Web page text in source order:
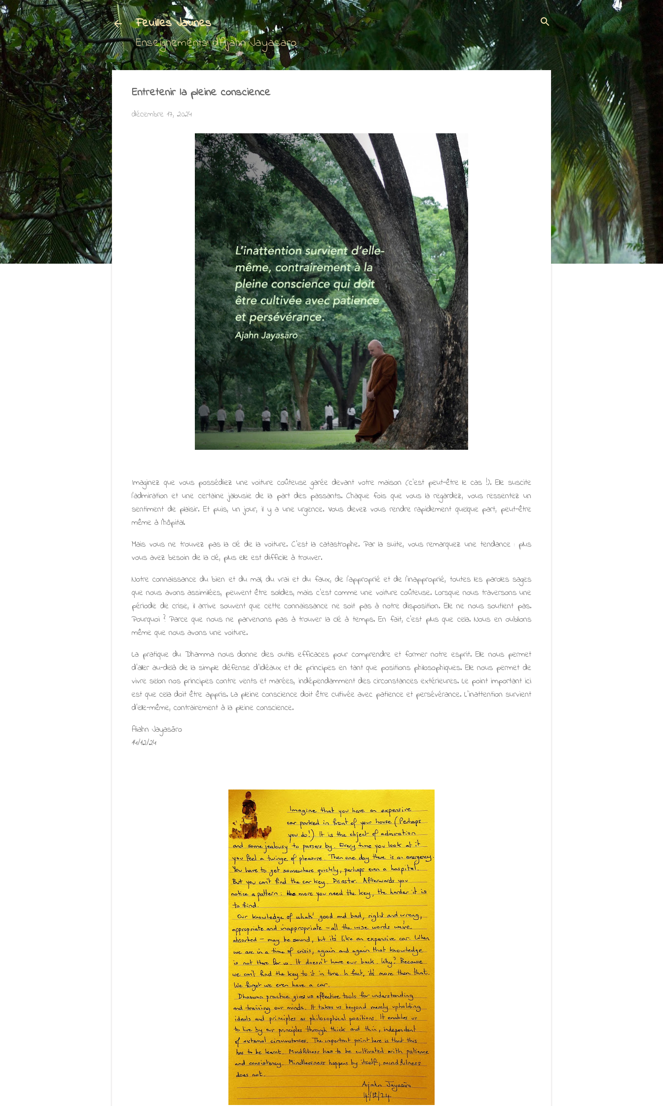
Accéder au contenu principal
Feuilles Jaunes
Enseignements d'Ajahn Jayasaro
Entretenir la pleine conscience
décembre 17, 2024
Imaginez que vous possédiez une voiture coûteuse garée devant votre maison (c'est peut-être le cas !). Elle suscite
l'admiration et une certaine jalousie de la part des passants. Chaque fois que vous la regardez, vous ressentez un
sentiment de plaisir. Et puis, un jour, il y a une urgence. Vous devez vous rendre rapidement quelque part, peut-être
même à l'hôpital.
Mais vous ne trouvez pas la clé de la voiture. C'est la catastrophe. Par la suite, vous remarquez une tendance : plus
vous avez besoin de la clé, plus elle est difficile à trouver.
Notre connaissance du bien et du mal, du vrai et du faux, de l'approprié et de l'inapproprié, toutes les paroles sages
que nous avons assimilées, peuvent être solides, mais c'est comme une voiture coûteuse. Lorsque nous traversons une
période de crise, il arrive souvent que cette connaissance ne soit pas à notre disposition. Elle ne nous soutient pas.
Pourquoi ? Parce que nous ne parvenons pas à trouver la clé à temps. En fait, c'est plus que cela. Nous en oublions
même que nous avons une voiture.
La pratique du Dhamma nous donne des outils efficaces pour comprendre et former notre esprit. Elle nous permet
d'aller au-delà de la simple défense d'idéaux et de principes en tant que positions philosophiques. Elle nous permet de
vivre selon nos principes contre vents et marées, indépendamment des circonstances extérieures. Le point important ici
est que cela doit être appris. La pleine conscience doit être cultivée avec patience et persévérance. L’inattention survient
d’elle-même, contrairement à la pleine conscience.
Aiahn Jayasāro
14/12/24